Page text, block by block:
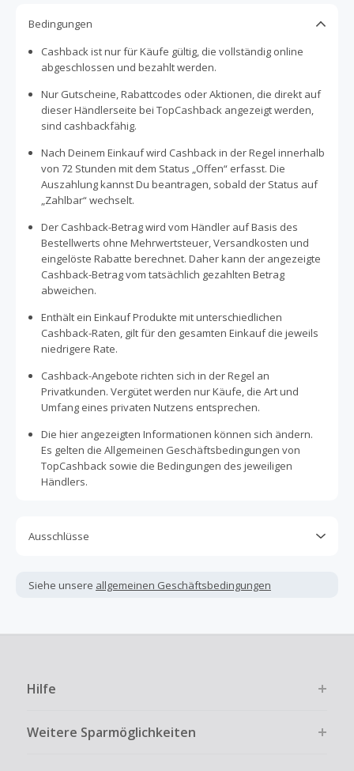
Bedingungen
Cashback ist nur für Käufe gültig, die vollständig online
abgeschlossen und bezahlt werden.
Nur Gutscheine, Rabattcodes oder Aktionen, die direkt auf
dieser Händlerseite bei TopCashback angezeigt werden,
sind cashbackfähig.
Nach Deinem Einkauf wird Cashback in der Regel innerhalb
von 72 Stunden mit dem Status „Offen“ erfasst. Die
Auszahlung kannst Du beantragen, sobald der Status auf
„Zahlbar“ wechselt.
Der Cashback-Betrag wird vom Händler auf Basis des
Bestellwerts ohne Mehrwertsteuer, Versandkosten und
eingelöste Rabatte berechnet. Daher kann der angezeigte
Cashback-Betrag vom tatsächlich gezahlten Betrag
abweichen.
Enthält ein Einkauf Produkte mit unterschiedlichen
Cashback-Raten, gilt für den gesamten Einkauf die jeweils
niedrigere Rate.
Cashback-Angebote richten sich in der Regel an
Privatkunden. Vergütet werden nur Käufe, die Art und
Umfang eines privaten Nutzens entsprechen.
Die hier angezeigten Informationen können sich ändern.
Es gelten die Allgemeinen Geschäftsbedingungen von
TopCashback sowie die Bedingungen des jeweiligen
Händlers.
Ausschlüsse
andere Sparprogramme verwendet werden, die nicht
ausdrücklich auf dieser Händlerseite von TopCashback
Kein Cashback für den Kauf von Geschenkgutscheinen
Bezahlvorgang ist nur dann cashbackfähig, wenn dies
ausdrücklich auf der Händlerseite erlaubt ist.
Stornierung, Kündigung eines Abonnements oder Widerruf
Siehe unsere allgemeinen Geschäftsbedingungen
Hilfe
Weitere Sparmöglichkeiten